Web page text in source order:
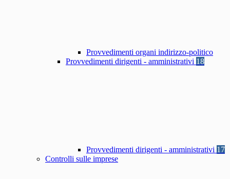
Provvedimenti organi indirizzo-politico
Provvedimenti dirigenti - amministrativi 18
Provvedimenti dirigenti - amministrativi 17
Controlli sulle imprese